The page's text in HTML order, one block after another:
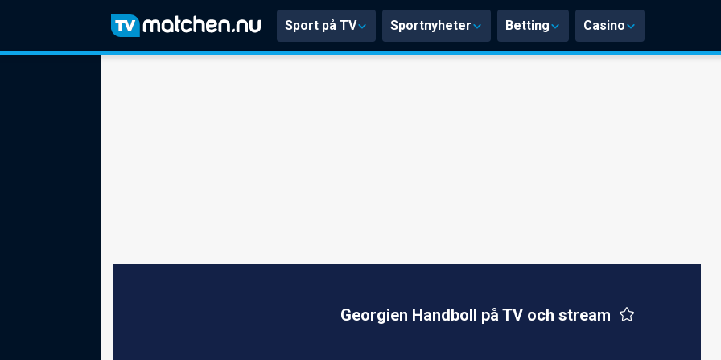
Sport på TV Sportnyheter Betting Casino
Georgien Handboll på TV och stream